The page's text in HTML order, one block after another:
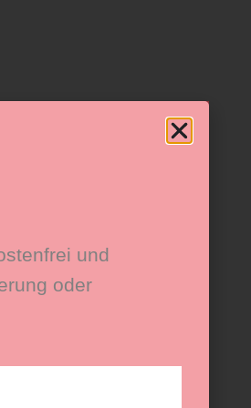
und
oder